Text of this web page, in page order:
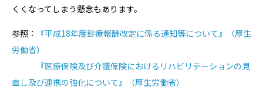
くくなってしまう懸念もあります。
参照：
『平成18年度診療報酬改定に係る通知等について』（厚生
労働省）
『医療保険及び介護保険におけるリハビリテーションの見
直し及び連携の強化について』（厚生労働省）